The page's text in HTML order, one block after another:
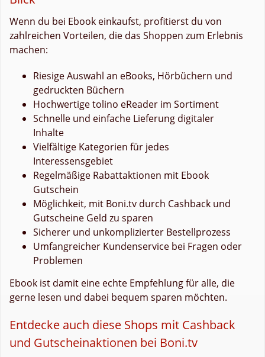
Wenn du bei Ebook einkaufst, profitierst du von
zahlreichen Vorteilen, die das Shoppen zum Erlebnis
machen:
Riesige Auswahl an eBooks, Hörbüchern und
gedruckten Büchern
Hochwertige tolino eReader im Sortiment
Schnelle und einfache Lieferung digitaler
Inhalte
Vielfältige Kategorien für jedes
Interessensgebiet
Regelmäßige Rabattaktionen mit Ebook
Gutschein
Möglichkeit, mit Boni.tv durch Cashback und
Gutscheine Geld zu sparen
Sicherer und unkomplizierter Bestellprozess
Umfangreicher Kundenservice bei Fragen oder
Problemen
Ebook ist damit eine echte Empfehlung für alle, die
gerne lesen und dabei bequem sparen möchten.
Entdecke auch diese Shops mit Cashback
und Gutscheinaktionen bei Boni.tv